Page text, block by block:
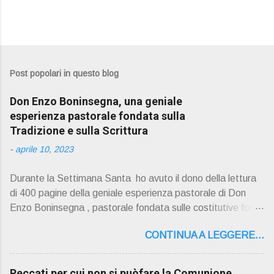
Post popolari in questo blog
Don Enzo Boninsegna, una geniale
esperienza pastorale fondata sulla
Tradizione e sulla Scrittura
- aprile 10, 2023
Durante la Settimana Santa ho avuto il dono della lettura
di 400 pagine della geniale esperienza pastorale di Don
Enzo Boninsegna , pastorale fondata sulle costitutive fon ti
Dio giunta in continuit à ecclesiale a noi per mezzo di Gesù,
degli Apostoli e dei loro successori . Io don Gino Oliosi v
orrei contribuire ad una lettura non pregiudiziale su don
CONTINUA A LEGGERE...